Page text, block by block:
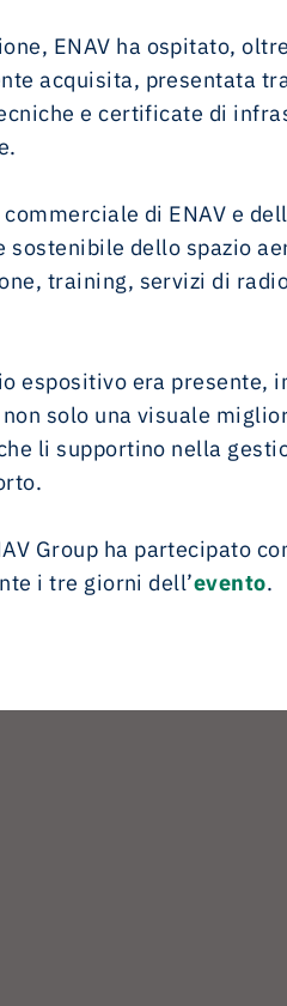
ENAV ha ospitato,
acquisita, presentata
e certificate di
di ENAV e
sostenibile dello spazio
training, servizi di
espositivo era presente,
solo una visuale
li supportino nella
Group ha partecipato
i tre giorni dell’evento.